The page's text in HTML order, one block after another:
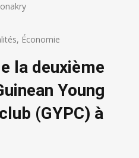
, Économie
la deuxième
Young
(GYPC) à